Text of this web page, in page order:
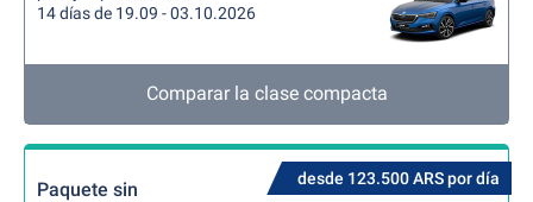
14 días de 19.09 - 03.10.2026
Comparar la clase compacta
desde 123.500 ARS por día
Paquete sin